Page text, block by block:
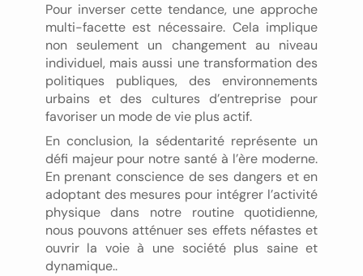
Pour inverser cette tendance, une approche
multi-facette est nécessaire. Cela implique
non seulement un changement au niveau
individuel, mais aussi une transformation des
politiques publiques, des environnements
urbains et des cultures d’entreprise pour
favoriser un mode de vie plus actif.
En conclusion, la sédentarité représente un
défi majeur pour notre santé à l’ère moderne.
En prenant conscience de ses dangers et en
adoptant des mesures pour intégrer l’activité
physique dans notre routine quotidienne,
nous pouvons atténuer ses effets néfastes et
ouvrir la voie à une société plus saine et
dynamique..